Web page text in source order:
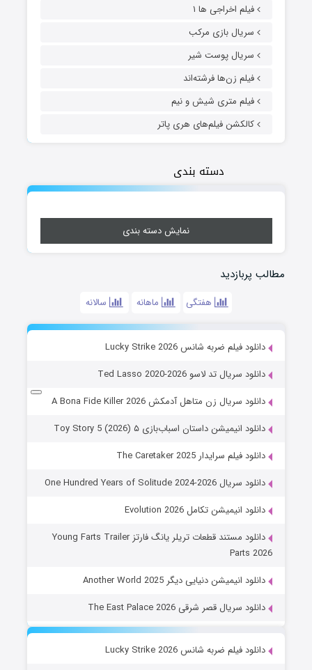
فیلم اخراجی ها ۱
سریال بازی مرکب
سریال پوست شیر
فیلم زن‌ها فرشته‌اند
فیلم متری شیش و نیم
کالکشن فیلم‌های هری پاتر
دسته بندی
نمایش دسته بندی
مطالب پربازدید
هفتگی ماهانه سالانه
دانلود فیلم ضربه شانس Lucky Strike 2026
دانلود سریال تد لاسو Ted Lasso 2020-2026
دانلود سریال زن متاهل آدمکش A Bona Fide Killer 2026
دانلود انیمیشن داستان اسباب‌بازی ۵ Toy Story 5 (2026)
دانلود فیلم سرایدار The Caretaker 2025
دانلود سریال One Hundred Years of Solitude 2024-2026
دانلود انیمیشن تکامل Evolution 2026
دانلود مستند قطعات تریلر یانگ فارتز Young Farts Trailer
Parts 2026
دانلود انیمیشن دنیایی دیگر Another World 2025
دانلود سریال قصر شرقی The East Palace 2026
دانلود فیلم ضربه شانس Lucky Strike 2026